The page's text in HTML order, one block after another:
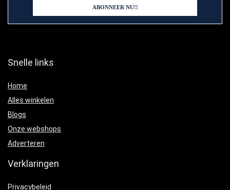
Snelle links
Home
Alles winkelen
Blogs
Onze webshops
Adverteren
Verklaringen
Privacybeleid